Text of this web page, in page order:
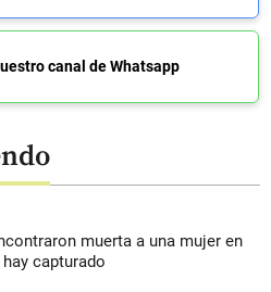
canal de Whatsapp
muerta a una mujer en
capturado